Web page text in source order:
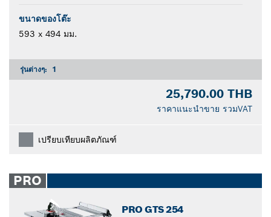
ขนาดของโต๊ะ
593 x 494 มม.
รุ่นต่างๆ: 1
25,790.00 THB
ราคาแนะนำขาย รวมVAT
เปรียบเทียบผลิตภัณฑ์
PRO
PRO GTS 254